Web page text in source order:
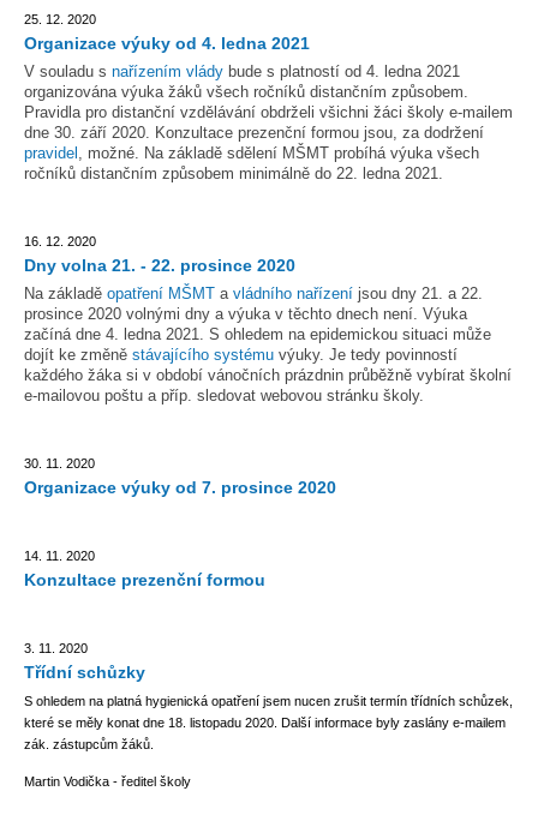
25. 12. 2020
Organizace výuky od 4. ledna 2021
V souladu s nařízením vlády bude s platností od 4. ledna 2021
organizována výuka žáků všech ročníků distančním způsobem.
Pravidla pro distanční vzdělávání obdrželi všichni žáci školy e-mailem
dne 30. září 2020. Konzultace prezenční formou jsou, za dodržení
pravidel , možné. Na základě sdělení MŠMT probíhá výuka všech
ročníků distančním způsobem minimálně do 22. ledna 2021.
16. 12. 2020
Dny volna 21. - 22. prosince 2020
Na základě opatření MŠMT a vládního nařízení jsou dny 21. a 22.
prosince 2020 volnými dny a výuka v těchto dnech není. Výuka
začíná dne 4. ledna 2021. S ohledem na epidemickou situaci může
dojít ke změně stávajícího systému výuky. Je tedy povinností
každého žáka si v období vánočních prázdnin průběžně vybírat školní
e-mailovou poštu a příp. sledovat webovou stránku školy.
30. 11. 2020
Organizace výuky od 7. prosince 2020
14. 11. 2020
Konzultace prezenční formou
3. 11. 2020
Třídní schůzky
S ohledem na platná hygienická opatření jsem nucen zrušit termín třídních schůzek,
které se měly konat dne 18. listopadu 2020. Další informace byly zaslány e-mailem
zák. zástupcům žáků.
Martin Vodička - ředitel školy